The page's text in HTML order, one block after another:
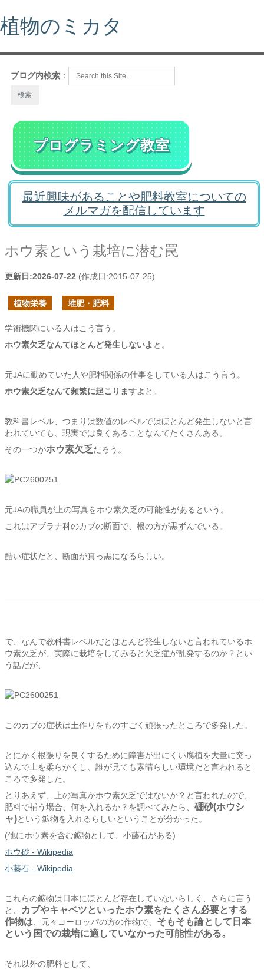
植物のミカタ
ブログ内検索 ：
プログラミング教室
最近興味があることや肥料教室についての
メルマガを配信しています
ホウ素という栽培に潜む罠
更新日:2026-07-22 (作成日:2015-07-25)
植物栄養 堆肥・肥料
学術機関にいる人はこう言う。
ホウ素欠乏なんてほとんど発生しないよ と。
元JAに勤めていた人や肥料関係の仕事をしている人はこう言う。
ホウ素欠乏なんて頻繁に起こりますよ と。
教科書レベル、つまりは数値のレベルではほとんど発生しないと言
われていても、現実では良くあることなんてたくさんある。
その一つがホウ素欠乏だろう。
元JAの職員が上の写真をホウ素欠乏の可能性があるという。
これはアブラナ科のカブの断面で、根の方が黒ずんでいる。
酷い症状だと、断面が真っ黒になるらしい。
で、なんで教科書レベルだとほとんど発生しないと言われているホ
ウ素欠乏が、実際に栽培をしてみると欠乏症が乱発するのか？とい
う話だが、
このカブの症状は土作りをものすごく頑張ったところで多発した。
とにかく根張りを良くするために障害が出にくい腐植を大量に突っ
込んで土を柔らかくし、誰が見ても素晴らしい環境だと言われると
ころで多発した。
とりあえず、上の写真がホウ素欠乏ではないか？と言われたので、
肥料で補う場合、何を入れるか？を調べてみたら、 硼砂(ホウシ
ャ)という鉱物を入れるらしいということが分かった。
(他にホウ素を含む鉱物として、小藤石がある)
ホウ砂 - Wikipedia
小藤石 - Wikipedia
これらの鉱物は日本にほとんど存在していないらしく、さらに言う
と、
カブやキャベツといったホウ素をたくさん必要とする
作物は 、元々ヨーロッパの方の作物で、 そもそも論として日本
という国での栽培に適していなかった可能性がある。
それ以外の肥料として、